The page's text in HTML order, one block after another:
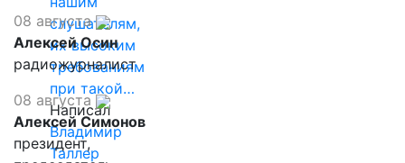
слушателям,
их высоким
требованиям
при такой…
Написал
Владимир
Таллер
08 августа
Алексей Осин
радиожурналист
08 августа
Алексей Симонов
президент,